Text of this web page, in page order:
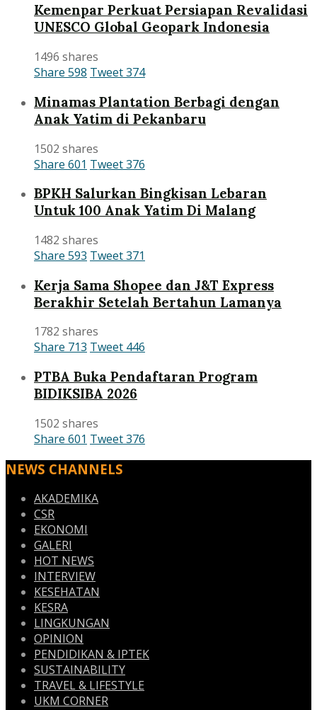
Kemenpar Perkuat Persiapan Revalidasi
UNESCO Global Geopark Indonesia
1496 shares
Share 598 Tweet374
Minamas Plantation Berbagi dengan
Anak Yatim di Pekanbaru
1502 shares
Share 601 Tweet376
BPKH Salurkan Bingkisan Lebaran
Untuk 100 Anak Yatim Di Malang
1482 shares
Share 593 Tweet371
Kerja Sama Shopee dan J&T Express
Berakhir Setelah Bertahun Lamanya
1782 shares
Share 713 Tweet 446
PTBA Buka Pendaftaran Program
BIDIKSIBA 2026
1502 shares
Share 601 Tweet376
NEWS CHANNELS
AKADEMIKA
CSR
EKONOMI
GALERI
HOT NEWS
INTERVIEW
KESEHATAN
KESRA
LINGKUNGAN
OPINION
PENDIDIKAN & IPTEK
SUSTAINABILITY
TRAVEL & LIFESTYLE
UKM CORNER